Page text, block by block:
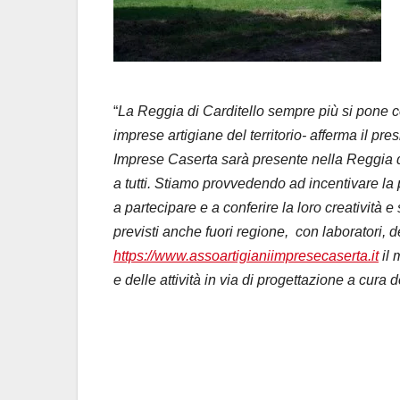
“La Reggia di Carditello sempre più si pone
imprese artigiane del territorio- afferma il
Imprese Caserta sarà presente nella
a tutti. Stiamo provvedendo ad incentivare
a partecipare e a conferire la loro creatività
previsti anche fuori regione, con laboratori,
https://www.assoartigianiimpresecaserta.itil
e delle attività in via di progettazione a cura